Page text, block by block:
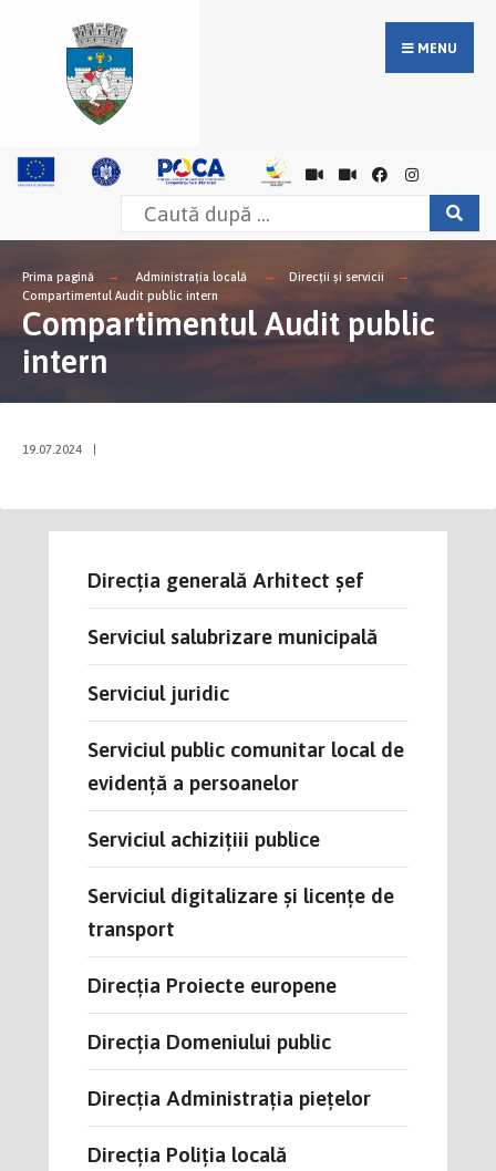
MENU
Prima pagină Administrația locală
Direcții și servicii
Compartimentul Audit public intern
Compartimentul Audit public
intern
19.07.2024
Direcția generală Arhitect șef
Serviciul salubrizare municipală
Serviciul juridic
Serviciul public comunitar local de
evidență a persoanelor
Serviciul achizițiii publice
Serviciul digitalizare și licențe de
transport
Direcția Proiecte europene
Direcţia Domeniului public
Direcţia Administraţia pieţelor
Direcția Poliţia locală